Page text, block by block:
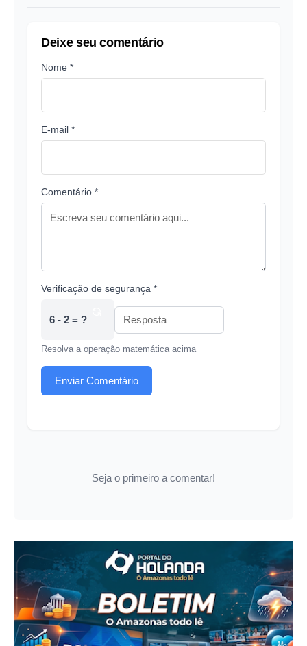
Deixe seu comentário
Nome *
E-mail *
Comentário *
Verificação de segurança *
6 - 2 = ?
Resolva a operação matemática acima
Enviar Comentário
Seja o primeiro a comentar!